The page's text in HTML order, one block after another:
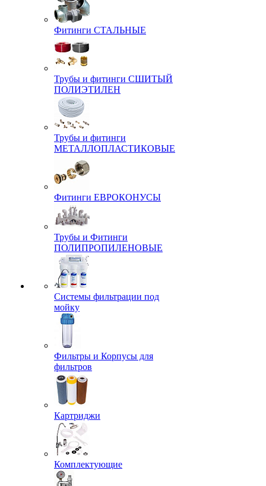
Фитинги СТАЛЬНЫЕ
Трубы и фитинги СШИТЫЙ
ПОЛИЭТИЛЕН
Трубы и фитинги
МЕТАЛЛОПЛАСТИКОВЫЕ
Фитинги ЕВРОКОНУСЫ
Трубы и Фитинги
ПОЛИПРОПИЛЕНОВЫЕ
Системы фильтрации под
мойку
Фильтры и Корпусы для
фильтров
Картриджи
Комплектующие